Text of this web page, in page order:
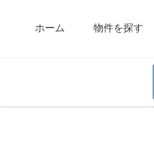
ホーム 物件を探す